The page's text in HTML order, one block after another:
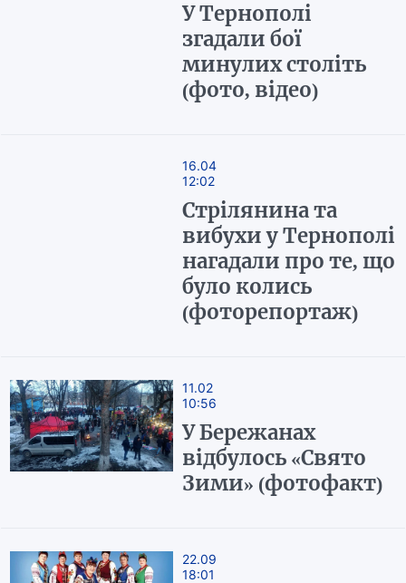
У Тернополі
згадали бої
минулих століть
(фото, відео)
16.04
12:02
Стрілянина та
вибухи у Тернополі
нагадали про те, що
було колись
(фоторепортаж)
11.02
10:56
У Бережанах
відбулось «Свято
Зими» (фотофакт)
22.09
18:01